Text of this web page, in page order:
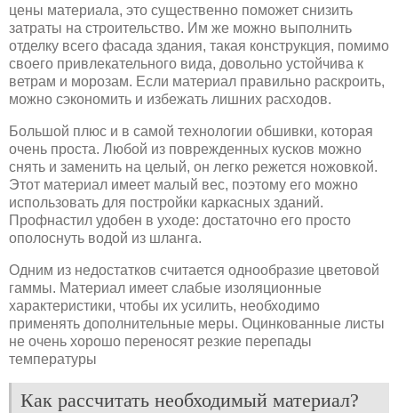
цены материала, это существенно поможет снизить
затраты на строительство. Им же можно выполнить
отделку всего фасада здания, такая конструкция, помимо
своего привлекательного вида, довольно устойчива к
ветрам и морозам. Если материал правильно раскроить,
можно сэкономить и избежать лишних расходов.
Большой плюс и в самой технологии обшивки, которая
очень проста. Любой из поврежденных кусков можно
снять и заменить на целый, он легко режется ножовкой.
Этот материал имеет малый вес, поэтому его можно
использовать для постройки каркасных зданий.
Профнастил удобен в уходе: достаточно его просто
ополоснуть водой из шланга.
Одним из недостатков считается однообразие цветовой
гаммы. Материал имеет слабые изоляционные
характеристики, чтобы их усилить, необходимо
применять дополнительные меры. Оцинкованные листы
не очень хорошо переносят резкие перепады
температуры
Как рассчитать необходимый материал?